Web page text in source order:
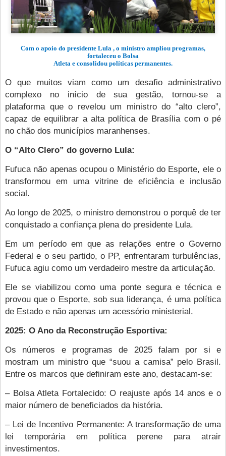
Com o apoio do presidente Lula , o ministro ampliou programas,
fortaleceu o Bolsa
Atleta e consolidou políticas permanentes.
O que muitos viam como um desafio administrativo
complexo no início de sua gestão, tornou-se a
plataforma que o revelou um ministro do “alto clero”,
capaz de equilibrar a alta política de Brasília com o pé
no chão dos municípios maranhenses.
O “Alto Clero” do governo Lula:
Fufuca não apenas ocupou o Ministério do Esporte, ele o
transformou em uma vitrine de eficiência e inclusão
social.
Ao longo de 2025, o ministro demonstrou o porquê de ter
conquistado a confiança plena do presidente Lula.
Em um período em que as relações entre o Governo
Federal e o seu partido, o PP, enfrentaram turbulências,
Fufuca agiu como um verdadeiro mestre da articulação.
Ele se viabilizou como uma ponte segura e técnica e
provou que o Esporte, sob sua liderança, é uma política
de Estado e não apenas um acessório ministerial.
2025: O Ano da Reconstrução Esportiva:
Os números e programas de 2025 falam por si e
mostram um ministro que “suou a camisa” pelo Brasil.
Entre os marcos que definiram este ano, destacam-se:
– Bolsa Atleta Fortalecido: O reajuste após 14 anos e o
maior número de beneficiados da história.
– Lei de Incentivo Permanente: A transformação de uma
lei temporária em política perene para atrair
investimentos.